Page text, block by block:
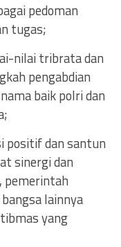
pedoman
tugas;
nilai tribrata dan
pengabdian
baik polri dan
positif dan santun
sinergi dan
pemerintah
lainnya
yang